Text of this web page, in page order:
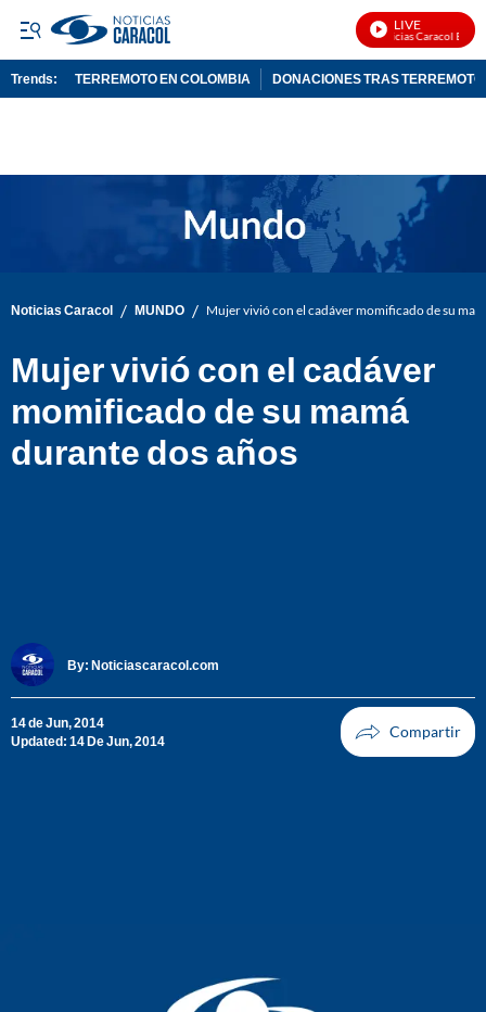
LIVE
Noticias Caracol En
Trends: TERREMOTO EN COLOMBIA DONACIONES TRAS TERREMOTO
Noticias Caracol / MUNDO / Mujer vivió con el cadáver momificado de su
Mujer vivió con el cadáver
momificado de su mamá
durante dos años
By: Noticiascaracol.com
14 de Jun, 2014
Updated: 14 De Jun, 2014